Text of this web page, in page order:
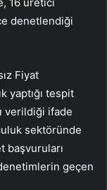
denetlendiği
Fiyat
yaptığı tespit
verildiği ifade
sektöründe
başvuruları
geçen